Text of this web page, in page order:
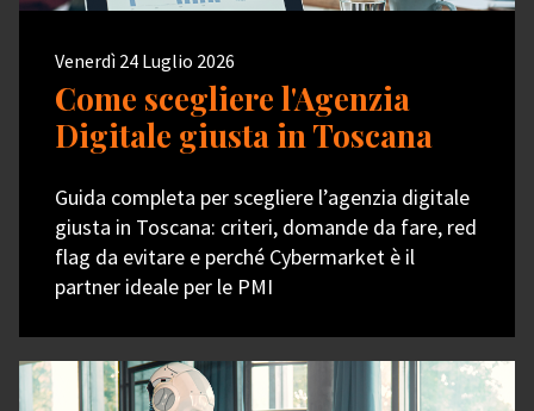
Venerdì 24 Luglio 2026
Come scegliere l'Agenzia
Digitale giusta in Toscana
Guida completa per scegliere l’agenzia digitale
giusta in Toscana: criteri, domande da fare, red
flag da evitare e perché Cybermarket è il
partner ideale per le PMI